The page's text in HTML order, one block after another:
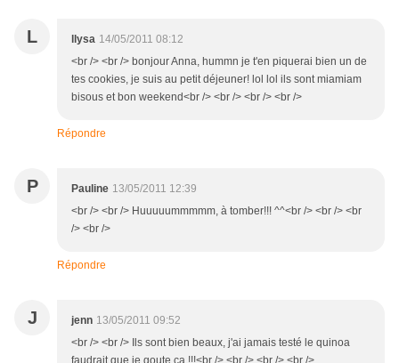
L llysa 14/05/2011 08:12
<br /> <br /> bonjour Anna, hummn je t'en piquerai bien un de
tes cookies, je suis au petit déjeuner! lol lol ils sont miamiam
bisous et bon weekend<br /> <br /> <br /> <br />
Répondre
P Pauline 13/05/2011 12:39
<br /> <br /> Huuuuummmmm, à tomber!!! ^^<br /> <br /> <br
/> <br />
Répondre
J jenn 13/05/2011 09:52
<br /> <br /> Ils sont bien beaux, j'ai jamais testé le quinoa
faudrait que je goute ca !!!<br /> <br /> <br /> <br />